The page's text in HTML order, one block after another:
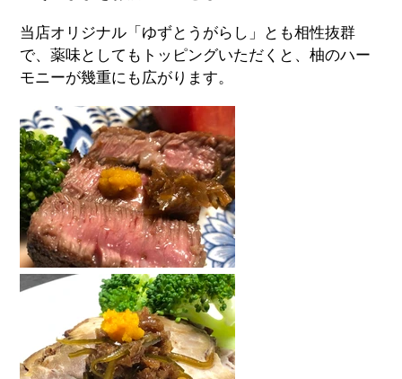
当店オリジナル「ゆずとうがらし」とも相性抜群
で、薬味としてもトッピングいただくと、柚のハー
モニーが幾重にも広がります。